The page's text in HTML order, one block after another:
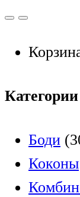
Категории
Боди
Коконы